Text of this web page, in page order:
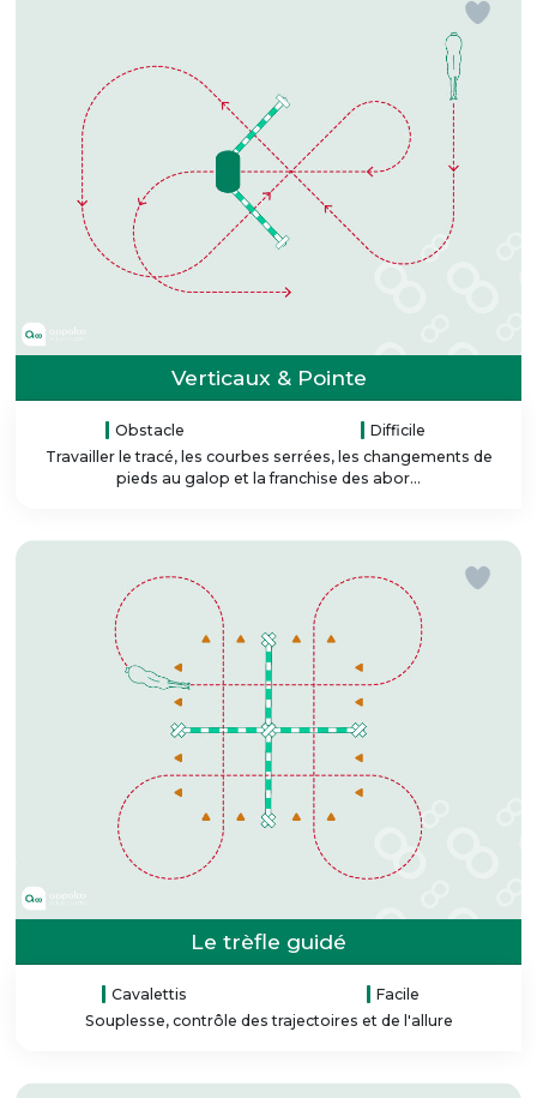
Verticaux & Pointe
Obstacle
Difficile
Travailler le tracé, les courbes serrées, les changements de
pieds au galop et la franchise des abor...
Le trèfle guidé
Cavalettis
Facile
Souplesse, contrôle des trajectoires et de l'allure